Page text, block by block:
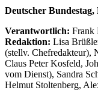
Deutscher
Verantwortlich: Frank
Redaktion: Lisa
(stellv. Chefredakteur),
Claus Peter Kosfeld,
vom Dienst), Sandra
Helmut Stoltenberg,